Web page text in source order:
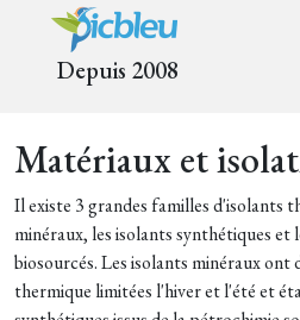
Depuis 2008
Matériaux et
Il existe 3 grandes familles d'isolants
minéraux, les isolants synthétiques et
biosourcés. Les isolants minéraux ont
thermique limitées l'hiver et l'été et